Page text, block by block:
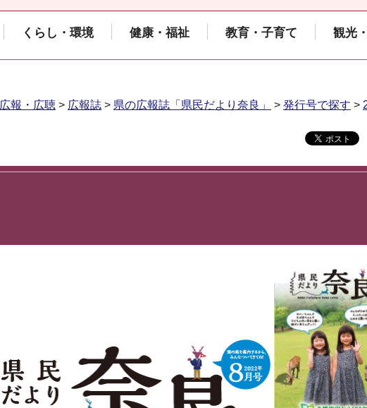
くらし・環境 健康・福祉 教育・子育て 観光
広報・広聴 > 広報誌 > 県の広報誌「県民だより奈良」 > 発行号で探す >